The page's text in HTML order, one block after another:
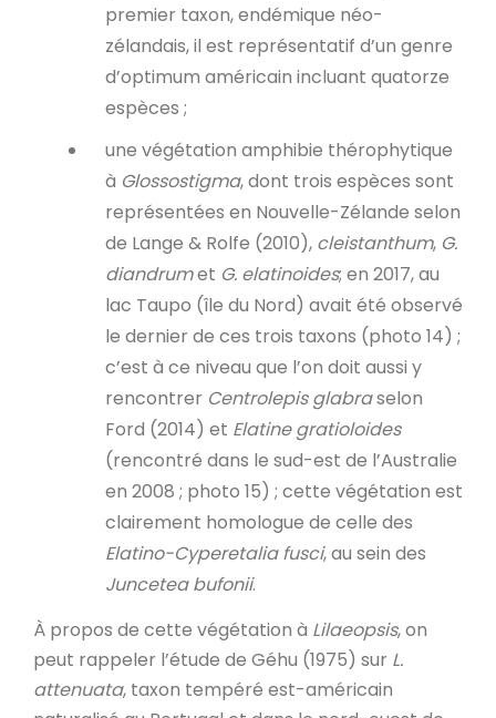
premier taxon, endémique néo-
zélandais, il est représentatif d’un genre
d’optimum américain incluant quatorze
espèces ;
une végétation amphibie thérophytique
à Glossostigma, dont trois espèces sont
représentées en Nouvelle-Zélande selon
de Lange & Rolfe (2010), cleistanthum, G.
diandrumet G. elatinoides; en 2017, au
lac Taupo (île du Nord) avait été observé
le dernier de ces trois taxons (photo 14) ;
c’est à ce niveau que l’on doit aussi y
rencontrer Centrolepis glabraselon
Ford (2014) et Elatine gratioloides
(rencontré dans le sud-est de l’Australie
en 2008 ; photo 15) ; cette végétation est
clairement homologue de celle des
Elatino-Cyperetalia fusci, au sein des
Juncetea bufonii.
À propos de cette végétation à Lilaeopsis, on
peut rappeler l’étude de Géhu (1975) sur L.
attenuata, taxon tempéré est-américain